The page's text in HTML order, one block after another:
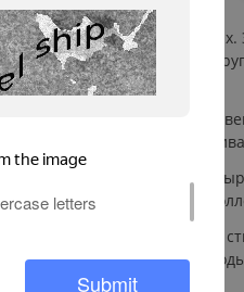
Монолит от бренда
прекрасно сочетается с
из
такие как края,
дизайна. Его
комбинируется с
но и как
гармонию